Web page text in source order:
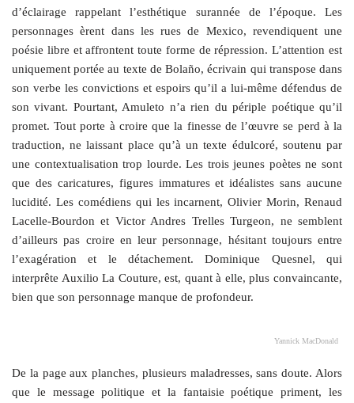
d’éclairage rappelant l’esthétique surannée de l’époque. Les
personnages èrent dans les rues de Mexico, revendiquent une
poésie libre et affrontent toute forme de répression. L’attention est
uniquement portée au texte de Bolaño, écrivain qui transpose dans
son verbe les convictions et espoirs qu’il a lui-même défendus de
son vivant. Pourtant, Amuleto n’a rien du périple poétique qu’il
promet. Tout porte à croire que la finesse de l’œuvre se perd à la
traduction, ne laissant place qu’à un texte édulcoré, soutenu par
une contextualisation trop lourde. Les trois jeunes poètes ne sont
que des caricatures, figures immatures et idéalistes sans aucune
lucidité. Les comédiens qui les incarnent, Olivier Morin, Renaud
Lacelle-Bourdon et Victor Andres Trelles Turgeon, ne semblent
d’ailleurs pas croire en leur personnage, hésitant toujours entre
l’exagération et le détachement. Dominique Quesnel, qui
interprête Auxilio La Couture, est, quant à elle, plus convaincante,
bien que son personnage manque de profondeur.
Yannick MacDonald
De la page aux planches, plusieurs maladresses, sans doute. Alors
que le message politique et la fantaisie poétique priment, les